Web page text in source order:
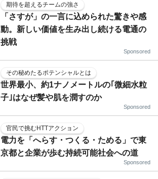
期待を超えるチームの強さ
「さすが」の一言に込められた驚きや感
動。新しい価値を生み出し続ける電通の
挑戦
Sponsored
その秘めたるポテンシャルとは
世界最小、約1ナノメートルの｢微細水粒
子｣はなぜ髪や肌を潤すのか
Sponsored
官民で挑むHTTアクション
電力を「へらす・つくる・ためる」で東
京都と企業が歩む持続可能社会への道
Sponsored